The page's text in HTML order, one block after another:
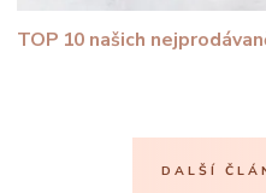
TOP 10 našich
DALŠÍ